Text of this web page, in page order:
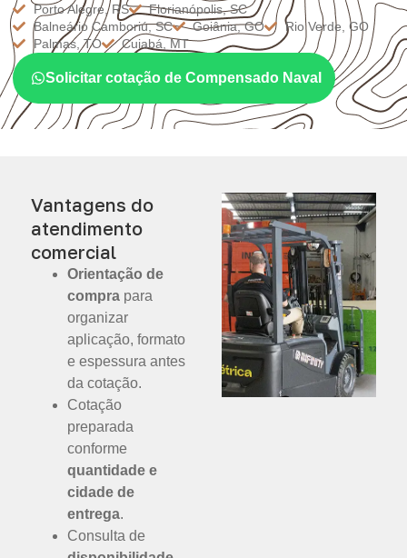
Porto Alegre, RS
Florianópolis, SC
Balneário Camboriú, SC
Goiânia, GO
Rio Verde, GO
Palmas, TO
Cuiabá, MT
Solicitar cotação de Compensado Naval
Vantagens do
atendimento
comercial
Orientação de
compra para
organizar
aplicação, formato
e espessura antes
da cotação.
Cotação
preparada
conforme
quantidade e
cidade de
entrega.
Consulta de